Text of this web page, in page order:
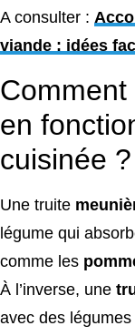
A consulter :
viande : idées
en
cuisinée ?
Une truite
légume qui
comme les
À l’inverse, une
avec des